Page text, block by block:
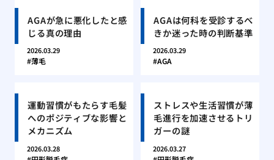
AGAが急に悪化したと感
じる真の理由
2026.03.29
薄毛
AGAは何科を受診するべ
きか迷った時の判断基準
2026.03.29
AGA
運動習慣がもたらす毛髪
へのポジティブな影響と
メカニズム
2026.03.28
ストレスや生活習慣が薄
毛進行を加速させるトリ
ガーの謎
2026.03.27